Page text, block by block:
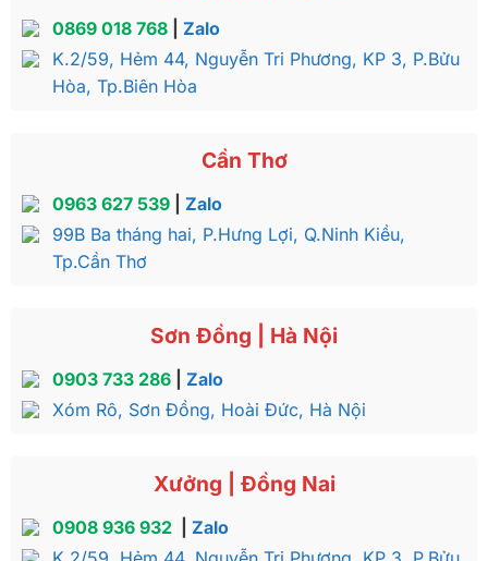
0869 018 768| Zalo
K.2/59, Hẻm 44, Nguyễn Tri Phương, KP 3, P.Bửu
Hòa, Tp.Biên Hòa
Cần Thơ
0963 627 539| Zalo
99B Ba tháng hai, P.Hưng Lợi, Q.Ninh Kiều,
Tp.Cần Thơ
Sơn Đồng | Hà Nội
0903 733 286| Zalo
Xóm Rô, Sơn Đồng, Hoài Đức, Hà Nội
Xưởng | Đồng Nai
0908 936 932
Zalo